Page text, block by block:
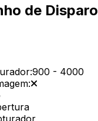
de Disparo
900 - 4000